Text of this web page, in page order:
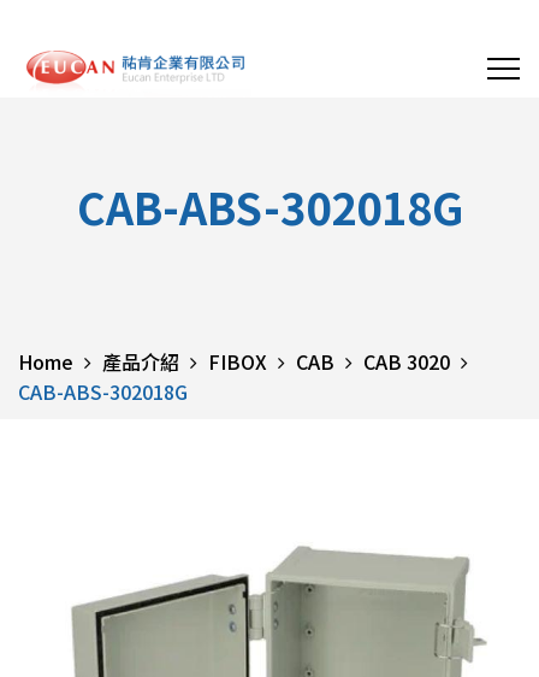
CAB-ABS-302018G
Home 產品介紹 FIBOX CAB
CAB 3020
CAB-ABS-302018G